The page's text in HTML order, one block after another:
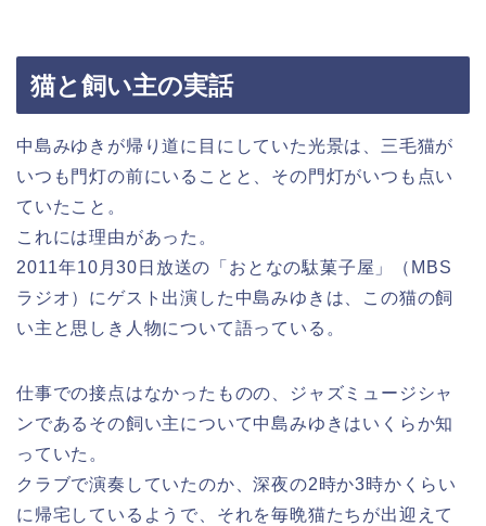
猫と飼い主の実話
中島みゆきが帰り道に目にしていた光景は、三毛猫が
いつも門灯の前にいることと、その門灯がいつも点い
ていたこと。
これには理由があった。
2011年10月30日放送の「おとなの駄菓子屋」（MBS
ラジオ）にゲスト出演した中島みゆきは、この猫の飼
い主と思しき人物について語っている。
仕事での接点はなかったものの、ジャズミュージシャ
ンであるその飼い主について中島みゆきはいくらか知
っていた。
クラブで演奏していたのか、深夜の2時か3時かくらい
に帰宅しているようで、それを毎晩猫たちが出迎えて